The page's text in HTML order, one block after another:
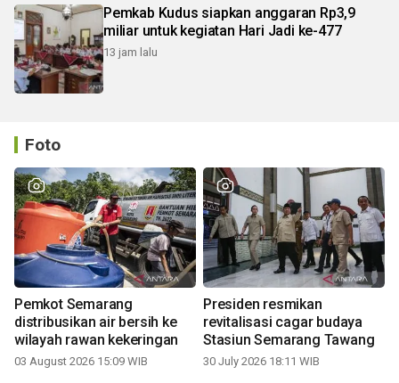
Pemkab Kudus siapkan anggaran Rp3,9
miliar untuk kegiatan Hari Jadi ke-477
13 jam lalu
Foto
Pemkot Semarang
distribusikan air bersih ke
wilayah rawan kekeringan
03 August 2026 15:09 WIB
Presiden resmikan
revitalisasi cagar budaya
Stasiun Semarang Tawang
30 July 2026 18:11 WIB